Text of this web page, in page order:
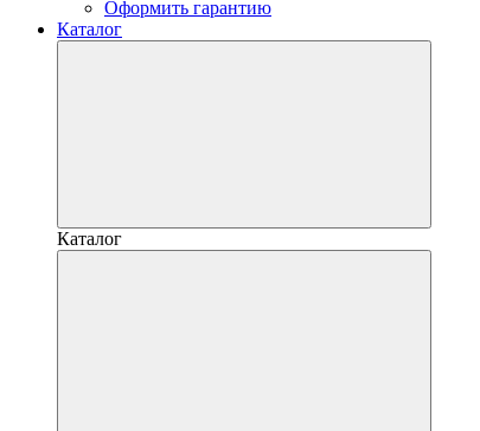
Оформить гарантию
Каталог
Каталог